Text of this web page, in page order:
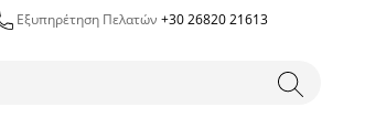
Εξυπηρέτηση Πελατών +30 26820 21613